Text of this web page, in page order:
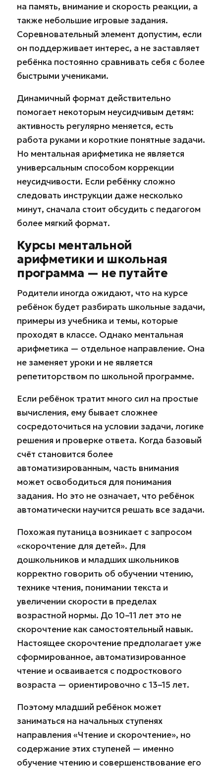
на память, внимание и скорость реакции, а
также небольшие игровые задания.
Соревновательный элемент допустим, если
он поддерживает интерес, а не заставляет
ребёнка постоянно сравнивать себя с более
быстрыми учениками.
Динамичный формат действительно
помогает некоторым неусидчивым детям:
активность регулярно меняется, есть
работа руками и короткие понятные задачи.
Но ментальная арифметика не является
универсальным способом коррекции
неусидчивости. Если ребёнку сложно
следовать инструкции даже несколько
минут, сначала стоит обсудить с педагогом
более мягкий формат.
Курсы ментальной
арифметики и школьная
программа — не путайте
Родители иногда ожидают, что на курсе
ребёнок будет разбирать школьные задачи,
примеры из учебника и темы, которые
проходят в классе. Однако ментальная
арифметика — отдельное направление. Она
не заменяет уроки и не является
репетиторством по школьной программе.
Если ребёнок тратит много сил на простые
вычисления, ему бывает сложнее
сосредоточиться на условии задачи, логике
решения и проверке ответа. Когда базовый
счёт становится более
автоматизированным, часть внимания
может освободиться для понимания
задания. Но это не означает, что ребёнок
автоматически научится решать все задачи.
Похожая путаница возникает с запросом
«скорочтение для детей». Для
дошкольников и младших школьников
корректно говорить об обучении чтению,
технике чтения, понимании текста и
увеличении скорости в пределах
возрастной нормы. До 10–11 лет это не
скорочтение как самостоятельный навык.
Настоящее скорочтение предполагает уже
сформированное, автоматизированное
чтение и осваивается с подросткового
возраста — ориентировочно с 13–15 лет.
Поэтому младший ребёнок может
заниматься на начальных ступенях
направления «Чтение и скорочтение», но
содержание этих ступеней — именно
обучение чтению и совершенствование его